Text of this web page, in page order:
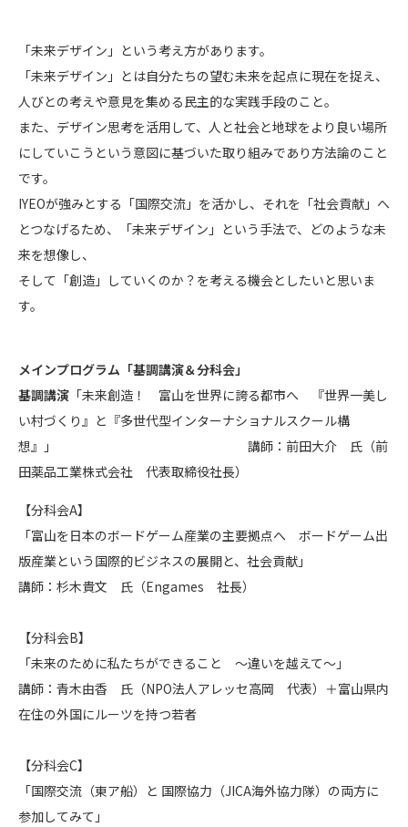
「未来デザイン」という考え方があります。
「未来デザイン」とは自分たちの望む未来を起点に現在を捉え、
人びとの考えや意見を集める民主的な実践手段のこと。
また、デザイン思考を活用して、人と社会と地球をより良い場所
にしていこうという意図に基づいた取り組みであり方法論のこと
です。
IYEOが強みとする「国際交流」を活かし、それを「社会貢献」へ
とつなげるため、「未来デザイン」という手法で、どのような未
来を想像し、
そして「創造」していくのか？を考える機会としたいと思いま
す。
メインプログラム「基調講演＆分科会」
基調講演 「未来創造！ 富山を世界に誇る都市へ 『世界一美し
い村づくり』と『多世代型インターナショナルスクール構
想』」 講師：前田大介 氏（前
田薬品工業株式会社 代表取締役社長）
【分科会A】
「富山を日本のボードゲーム産業の主要拠点へ ボードゲーム出
版産業という国際的ビジネスの展開と、社会貢献」
講師：杉木貴文 氏（Engames 社長）
【分科会B】
「未来のために私たちができること ～違いを越えて～」
講師：青木由香 氏（NPO法人アレッセ高岡 代表）＋富山県内
在住の外国にルーツを持つ若者
【分科会C】
「国際交流（東ア船）と 国際協力（JICA海外協力隊）の両方に
参加してみて」